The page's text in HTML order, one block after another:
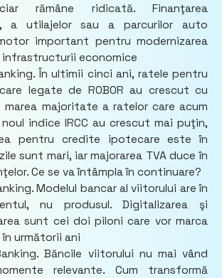
rămâne ridicată. Finanţarea
a utilajelor sau a parcurilor auto
important pentru modernizarea
infrastructurii economice
În ultimii cinci ani, ratele pentru
legate de ROBOR au crescut cu
marea majoritate a ratelor care acum
indice IRCC au crescut mai puţin,
pentru credite ipotecare este în
sunt mari, iar majorarea TVA duce în
Ce se va întâmpla în continuare?
Modelul bancar al viitorului are în
nu produsul. Digitalizarea şi
sunt cei doi piloni care vor marca
următorii ani
Băncile viitorului nu mai vând
relevante. Cum transformă